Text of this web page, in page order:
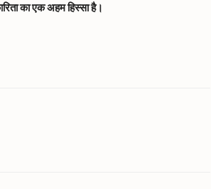
काएकअहमहिस्साहै।